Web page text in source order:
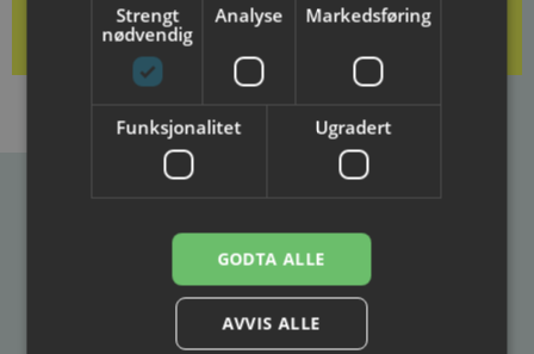
Besøksadresse
Ibsenhuset
3724 Skien
Strengt
nødvendig
Analyse Markedsføring
Funksjonalitet Ugradert
GODTA ALLE
AVVIS ALLE